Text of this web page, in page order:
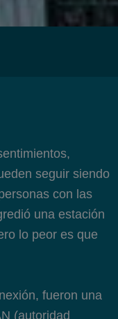
seguir siendo
con las
una estación
lo peor es que
fueron una
(autoridad